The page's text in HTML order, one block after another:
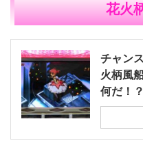
花火
チャン
火柄風
何だ！